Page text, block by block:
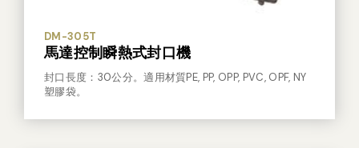
DM-305T
馬達控制瞬熱式封口機
封口長度：30公分。適用材質PE, PP, OPP, PVC, OPF, NY
塑膠袋。